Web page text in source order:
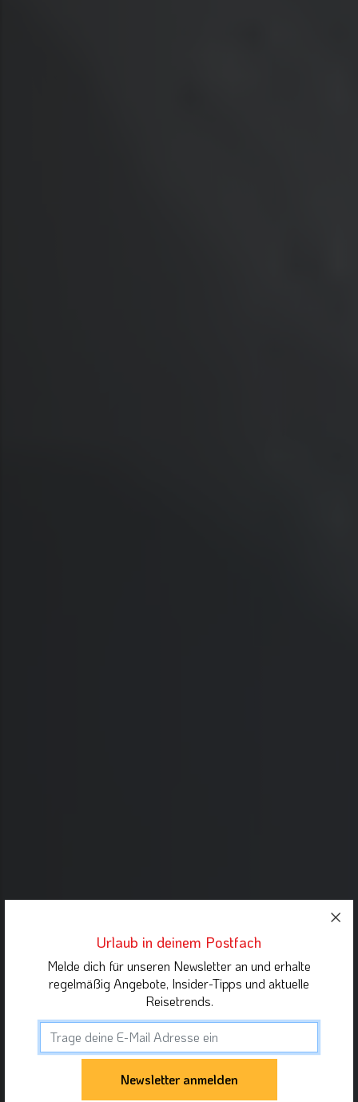
Urlaub in deinem Postfach
Melde dich für unseren Newsletter an und erhalte
regelmäßig Angebote, Insider-Tipps und aktuelle
Reisetrends.